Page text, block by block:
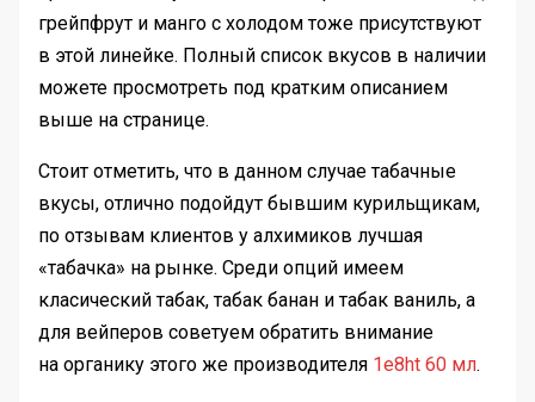
грейпфрут и манго с холодом тоже присутствуют
в этой линейке. Полный список вкусов в наличии
можете просмотреть под кратким описанием
выше на странице.
Стоит отметить, что в данном случае табачные
вкусы, отлично подойдут бывшим курильщикам,
по отзывам клиентов у алхимиков лучшая
«табачка» на рынке. Среди опций имеем
класический табак, табак банан и табак ваниль, а
для вейперов советуем обратить внимание
на органику этого же производителя 1e8ht 60 мл.